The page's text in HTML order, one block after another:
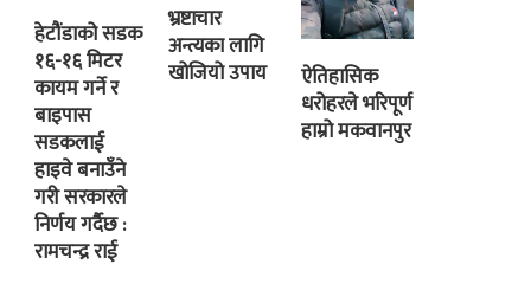
हेटौंडाको सडक
१६-१६ मिटर
कायम गर्ने र
बाइपास
सडकलाई
हाइवे बनाउँने
गरी सरकारले
निर्णय गर्दैछ :
रामचन्द्र राई
भ्रष्टाचार
अन्त्यका लागि
खोजियो उपाय
ऐतिहासिक
धरोहरले भरिपूर्ण
हाम्रो मकवानपुर